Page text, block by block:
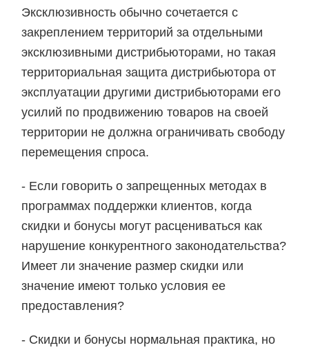
Эксклюзивность обычно сочетается с
закреплением территорий за отдельными
эксклюзивными дистрибьюторами, но такая
территориальная защита дистрибьютора от
эксплуатации другими дистрибьюторами его
усилий по продвижению товаров на своей
территории не должна ограничивать свободу
перемещения спроса.
- Если говорить о запрещенных методах в
программах поддержки клиентов, когда
скидки и бонусы могут расцениваться как
нарушение конкурентного законодательства?
Имеет ли значение размер скидки или
значение имеют только условия ее
предоставления?
- Скидки и бонусы нормальная практика, но